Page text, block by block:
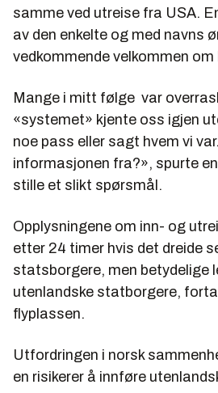
samme ved utreise fra USA.
av den enkelte og med navns
vedkommende velkommen om
Mange i mitt følge var
«systemet» kjente oss igjen
noe pass eller sagt hvem vi var.
informasjonen fra?», spurte
stille et slikt spørsmål.
Opplysningene om inn- og
etter 24 timer hvis det dreide
statsborgere, men betydelige
utenlandske statborgere,
flyplassen.
Utfordringen i norsk
en risikerer å innføre